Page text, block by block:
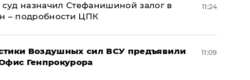
назначил Стефанишиной залог в
– подробности ЦПК
11:24
Воздушных сил ВСУ предъявили
Генпрокурора
11:09